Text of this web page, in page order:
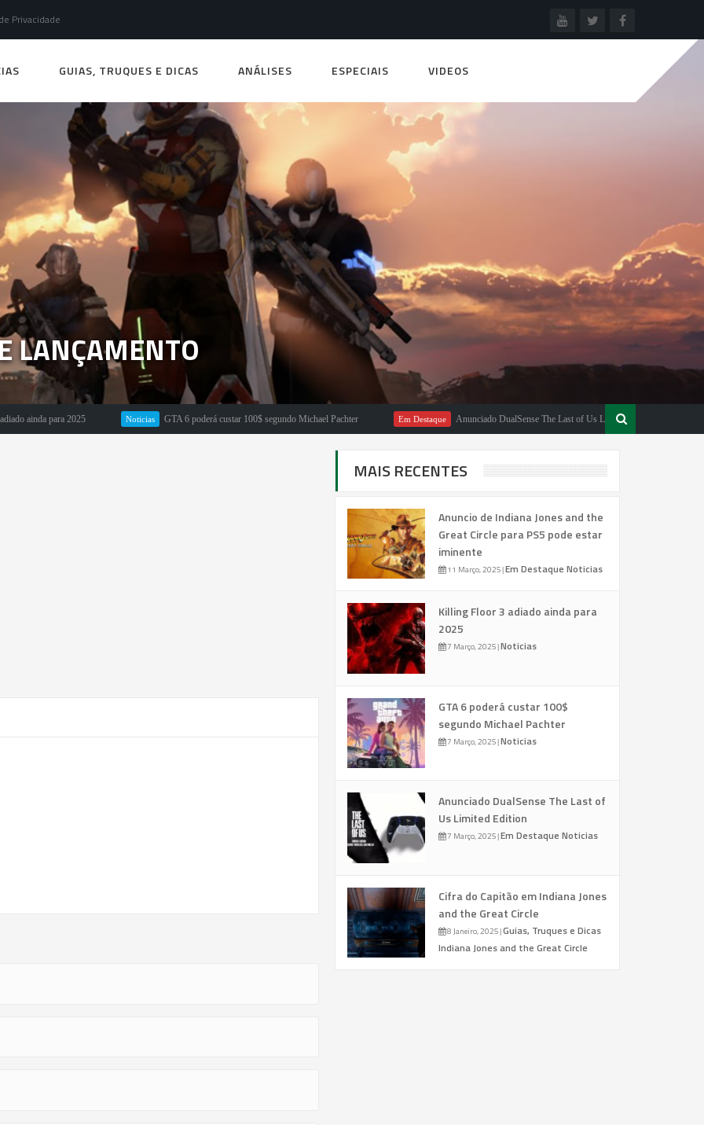
Privacidade
GUIAS, TRUQUES E DICAS ANÁLISES ESPECIAIS VIDEOS
LANÇAMENTO
para 2025 GTA 6 poderá custar 100$ segundo Michael Pachter Em Destaque Anunciado DualSense The Last of Us Limited Edition
MAIS RECENTES
Anuncio de Indiana Jones and the
Great Circle para PS5 pode estar
iminente
11 Março, 2025|Em Destaque Noticias
Killing Floor 3 adiado ainda para
2025
7 Março, 2025|Noticias
GTA 6 poderá custar 100$
segundo Michael Pachter
7 Março, 2025|Noticias
Anunciado DualSense The Last of
Us Limited Edition
7 Março, 2025|Em Destaque Noticias
Cifra do Capitão em Indiana Jones
and the Great Circle
8 Janeiro, 2025|Guias, Truques e Dicas
Indiana Jones and the Great Circle